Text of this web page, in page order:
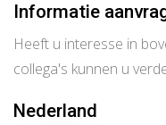
Informatie
Heeft u interesse in
collega's kunnen u
Nederland